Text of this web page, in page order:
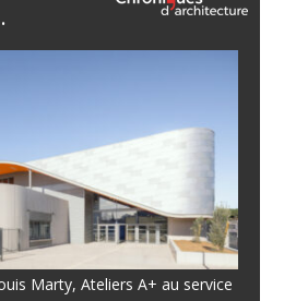
Marty, Ateliers A+ au service